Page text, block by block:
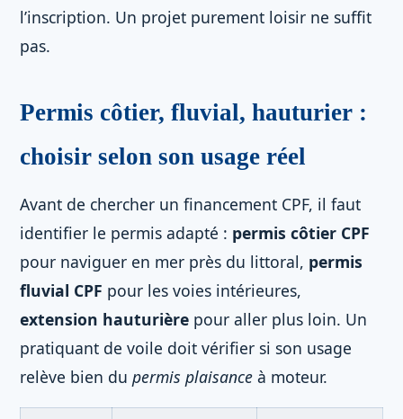
l’inscription. Un projet purement loisir ne suffit
pas.
Permis côtier, fluvial, hauturier :
choisir selon son usage réel
Avant de chercher un financement CPF, il faut
identifier le permis adapté : permis côtier CPF
pour naviguer en mer près du littoral, permis
fluvial CPF pour les voies intérieures,
extension hauturière pour aller plus loin. Un
pratiquant de voile doit vérifier si son usage
relève bien du permis plaisance à moteur.